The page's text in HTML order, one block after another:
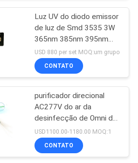
Luz UV do diodo emissor
de luz de Smd 3535 3W
365nm 385nm 395nm
405nm LG
USD 880 per set MOQ:um grupo
CONTATO
purificador direcional
AC277V do ar da
desinfecção de Omni da
lâmpada 150W UV
germicida
USD1100.00-1180.00 MOQ:1
CONTATO